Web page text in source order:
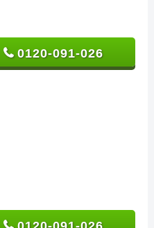
0120-091-026